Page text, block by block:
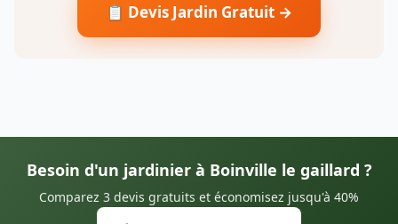
📋 Devis Jardin Gratuit →
Besoin d'un jardinier à Boinville le gaillard ?
Comparez 3 devis gratuits et économisez jusqu'à 40%